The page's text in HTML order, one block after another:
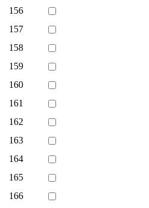
156
157
158
159
160
161
162
163
164
165
166